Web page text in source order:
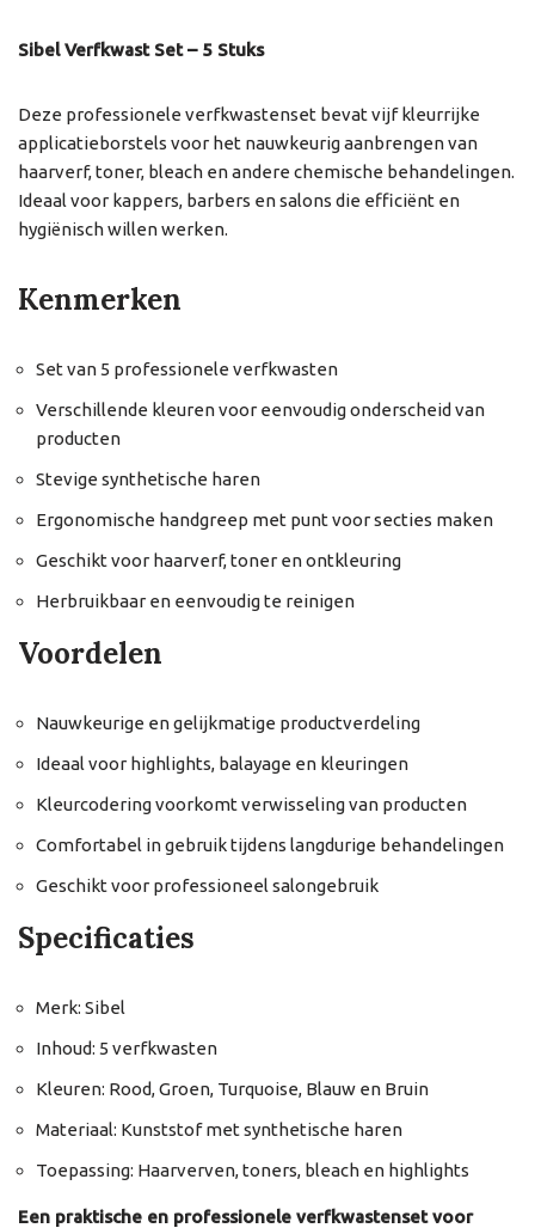
Sibel Verfkwast Set – 5 Stuks
Deze professionele verfkwastenset bevat vijf kleurrijke
applicatieborstels voor het nauwkeurig aanbrengen van
haarverf, toner, bleach en andere chemische behandelingen.
Ideaal voor kappers, barbers en salons die efficiënt en
hygiënisch willen werken.
Kenmerken
Set van 5 professionele verfkwasten
Verschillende kleuren voor eenvoudig onderscheid van
producten
Stevige synthetische haren
Ergonomische handgreep met punt voor secties maken
Geschikt voor haarverf, toner en ontkleuring
Herbruikbaar en eenvoudig te reinigen
Voordelen
Nauwkeurige en gelijkmatige productverdeling
Ideaal voor highlights, balayage en kleuringen
Kleurcodering voorkomt verwisseling van producten
Comfortabel in gebruik tijdens langdurige behandelingen
Geschikt voor professioneel salongebruik
Specificaties
Merk: Sibel
Inhoud: 5 verfkwasten
Kleuren: Rood, Groen, Turquoise, Blauw en Bruin
Materiaal: Kunststof met synthetische haren
Toepassing: Haarverven, toners, bleach en highlights
Een praktische en professionele verfkwastenset voor